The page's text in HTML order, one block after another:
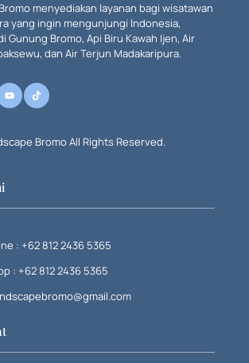
menyediakan layanan bagi wisatawan
yang ingin mengunjungi Indonesia,
Gunung Bromo, Api Biru Kawah Ijen, Air
dan Air Terjun Madakaripura.
Bromo All Rights Reserved.
: +62 812 2436 5365
: +62 812 2436 5365